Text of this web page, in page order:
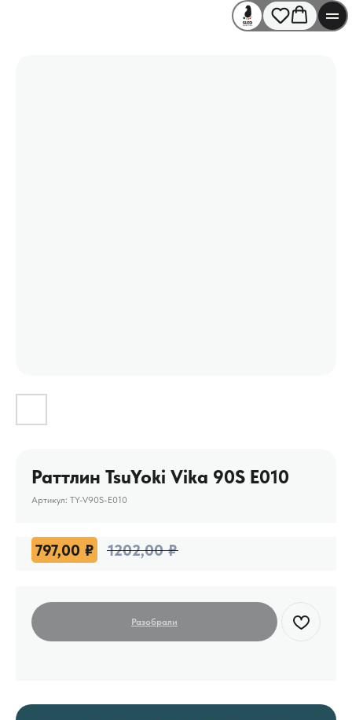
Раттлин TsuYoki Vika 90S E010
Артикул: TY-V90S-E010
797,00 ₽ 1202,00 ₽